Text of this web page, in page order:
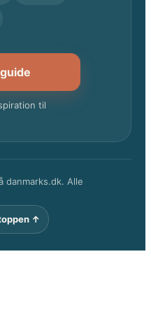
til
danmarks.dk. Alle
↑